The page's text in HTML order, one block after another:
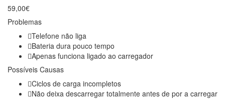
59,00€
Problemas
Telefone não liga
Bateria dura pouco tempo
Apenas funciona ligado ao carregador
Possíveis Causas
Ciclos de carga incompletos
Não deixa descarregar totalmente antes de por a carregar